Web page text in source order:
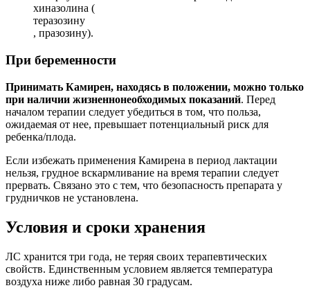
хиназолина (
теразозину
, празозину).
При беременности
Принимать Камирен, находясь в положении, можно только
при наличии жизненнонеобходимых показаний. Перед
началом терапии следует убедиться в том, что польза,
ожидаемая от нее, превышает потенциальный риск для
ребенка/плода.
Если избежать применения Камирена в период лактации
нельзя, грудное вскармливание на время терапии следует
прервать. Связано это с тем, что безопасность препарата у
грудничков не установлена.
Условия и сроки хранения
ЛС хранится три года, не теряя своих терапевтических
свойств. Единственным условием является температура
воздуха ниже либо равная 30 градусам.